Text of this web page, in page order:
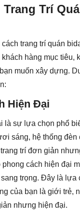
Trang Trí
trang trí quán
hàng mục tiêu,
muốn xây dựng.
Hiện Đại
là sự lựa chọn phổ
sáng, hệ thống đèn
trí đơn giản
cách hiện đại
sang trọng. Đây là lựa
của bạn là giới trẻ,
nhưng hiện đại.